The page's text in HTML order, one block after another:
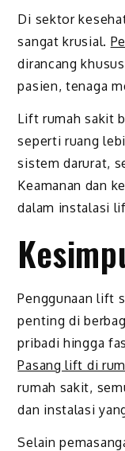
Di sektor
sangat krusial.
dirancang
pasien, tenaga
Lift rumah sakit
seperti ruang
sistem darurat,
Keamanan dan
dalam instalasi
Penggunaan lift
penting di
pribadi hingga
Pasang lift di
rumah sakit,
dan instalasi
Selain